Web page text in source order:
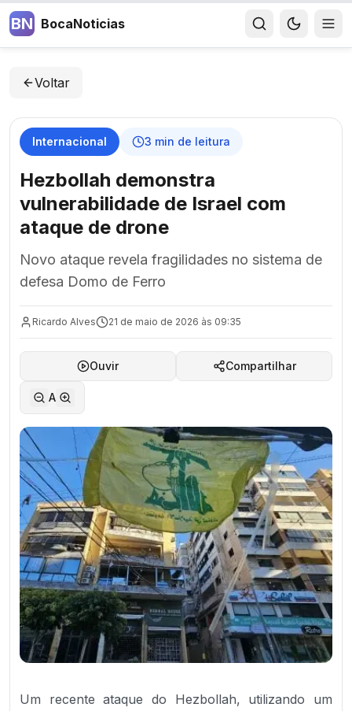
BN BocaNoticias
Voltar
Internacional 3 min de leitura
Hezbollah demonstra
vulnerabilidade de Israel com
ataque de drone
Novo ataque revela fragilidades no sistema de
defesa Domo de Ferro
Ricardo Alves 21 de maio de 2026 às 09:35
Ouvir Compartilhar
A
Um recente ataque do Hezbollah, utilizando um